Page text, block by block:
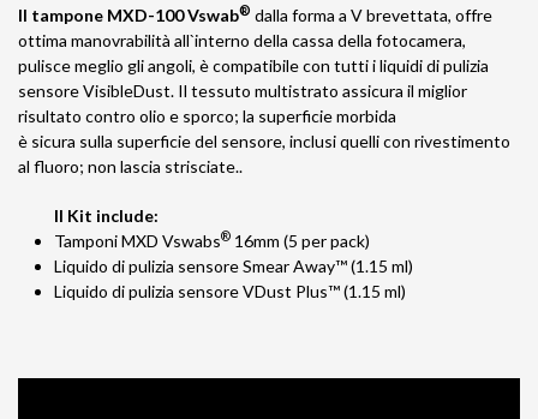
Il tampone MXD-100 Vswab® dalla forma a V brevettata, offre
ottima manovrabilità all`interno della cassa della fotocamera,
pulisce meglio gli angoli, è compatibile con tutti i liquidi di pulizia
sensore VisibleDust. Il tessuto multistrato assicura il miglior
risultato contro olio e sporco; la superficie morbida
è sicura sulla superficie del sensore, inclusi quelli con rivestimento
al fluoro; non lascia strisciate..
Il Kit include:
Tamponi MXD Vswabs® 16mm (5 per pack)
Liquido di pulizia sensore Smear Away™ (1.15 ml)
Liquido di pulizia sensore VDust Plus™ (1.15 ml)